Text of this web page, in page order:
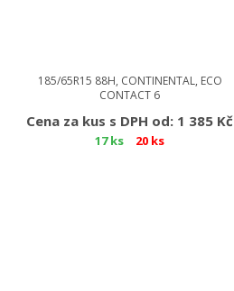
185/65R15 88H, CONTINENTAL, ECO
CONTACT 6
Cena za kus s DPH od: 1 385 Kč
17 ks 20 ks